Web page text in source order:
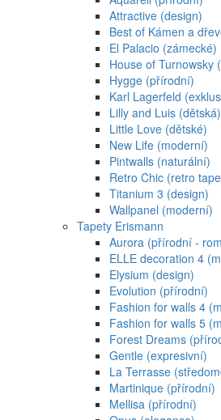
Attractive (design)
Best of Kámen a
El Palacio (zámecké)
House of Turnowsky
Hygge (přírodní)
Karl Lagerfeld
Lilly and Luis (dětská)
Little Love (dětské)
New Life (moderní)
Pintwalls (naturální)
Retro Chic (retro
Titanium 3 (design)
Wallpanel (moderní)
Tapety Erismann
Aurora (přírodní -
ELLE decoration 4
Elysium (design)
Evolution (přírodní)
Fashion for walls 4
Fashion for walls 5
Forest Dreams
Gentle (expresivní)
La Terrasse
Martinique (přírodní)
Mellisa (přírodní)